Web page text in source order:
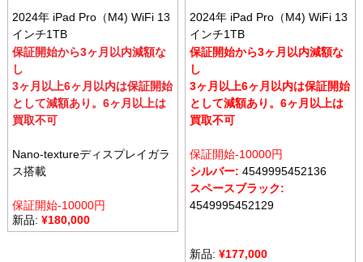
2024年 iPad Pro（M4) WiFi 13
インチ1TB
保証開始から3ヶ月以内減額な
し
3ヶ月以上6ヶ月以内は保証開始
として減額あり。6ヶ月以上は
買取不可
Nano-textureディスプレイガラ
ス搭載
保証開始-10000円
新品: ¥180,000
2024年 iPad Pro（M4) WiFi 13
インチ1TB
保証開始から3ヶ月以内減額な
し
3ヶ月以上6ヶ月以内は保証開始
として減額あり。6ヶ月以上は
買取不可
保証開始-10000円
シルバー: 4549995452136
スペースブラック:
4549995452129
新品: ¥177,000